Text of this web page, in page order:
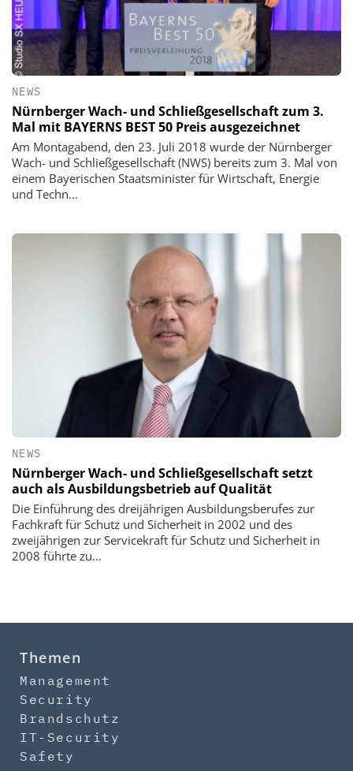
NEWS
Nürnberger Wach- und Schließgesellschaft zum 3.
Mal mit BAYERNS BEST 50 Preis ausgezeichnet
Am Montagabend, den 23. Juli 2018 wurde der Nürnberger
Wach- und Schließgesellschaft (NWS) bereits zum 3. Mal von
einem Bayerischen Staatsminister für Wirtschaft, Energie
und Techn...
NEWS
Nürnberger Wach- und Schließgesellschaft setzt
auch als Ausbildungsbetrieb auf Qualität
Die Einführung des dreijährigen Ausbildungsberufes zur
Fachkraft für Schutz und Sicherheit in 2002 und des
zweijährigen zur Servicekraft für Schutz und Sicherheit in
2008 führte zu...
Themen
Management
Security
Brandschutz
IT-Security
Safety